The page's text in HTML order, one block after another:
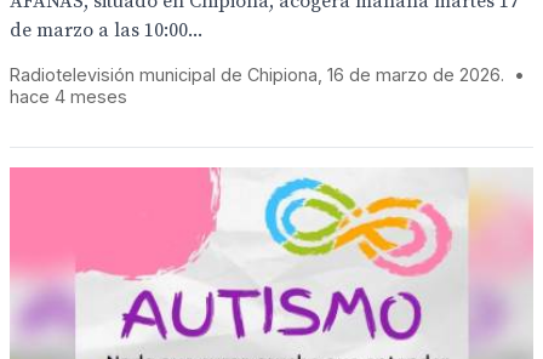
de marzo a las 10:00...
Radiotelevisión municipal de Chipiona, 16 de marzo de 2026.
•
hace 4 meses